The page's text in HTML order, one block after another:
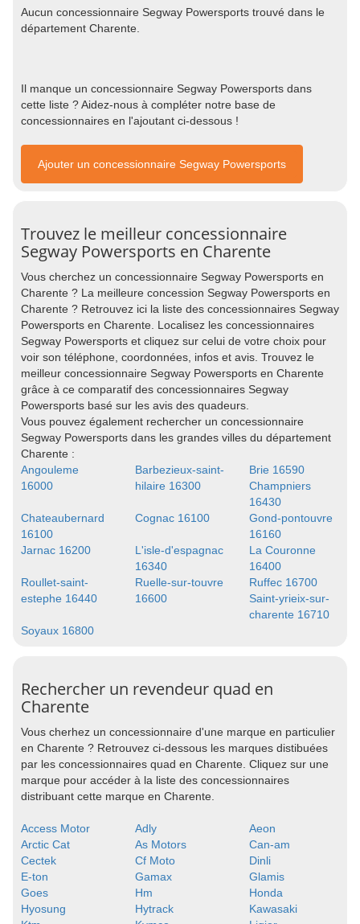
Aucun concessionnaire Segway Powersports trouvé dans le
département Charente.
Il manque un concessionnaire Segway Powersports dans
cette liste ? Aidez-nous à compléter notre base de
concessionnaires en l'ajoutant ci-dessous !
Ajouter un concessionnaire Segway Powersports
Trouvez le meilleur concessionnaire
Segway Powersports en Charente
Vous cherchez un concessionnaire Segway Powersports en
Charente ? La meilleure concession Segway Powersports en
Charente ? Retrouvez ici la liste des concessionnaires Segway
Powersports en Charente. Localisez les concessionnaires
Segway Powersports et cliquez sur celui de votre choix pour
voir son téléphone, coordonnées, infos et avis. Trouvez le
meilleur concessionnaire Segway Powersports en Charente
grâce à ce comparatif des concessionnaires Segway
Powersports basé sur les avis des quadeurs.
Vous pouvez également rechercher un concessionnaire
Segway Powersports dans les grandes villes du département
Charente :
Angouleme
16000
Barbezieux-saint-
hilaire 16300
Brie 16590
Champniers
16430
Chateaubernard
16100
Cognac 16100
Gond-pontouvre
16160
Jarnac 16200
L'isle-d'espagnac
16340
La Couronne
16400
Roullet-saint-
estephe 16440
Ruelle-sur-touvre
16600
Ruffec 16700
Saint-yrieix-sur-
charente 16710
Soyaux 16800
Rechercher un revendeur quad en
Charente
Vous cherhez un concessionnaire d'une marque en particulier
en Charente ? Retrouvez ci-dessous les marques distibuées
par les concessionnaires quad en Charente. Cliquez sur une
marque pour accéder à la liste des concessionnaires
distribuant cette marque en Charente.
Access Motor Adly
Aeon
Arctic Cat
As Motors
Can-am
Cectek
Cf Moto
Dinli
E-ton
Gamax
Glamis
Goes
Hm
Honda
Hyosung
Hytrack
Kawasaki